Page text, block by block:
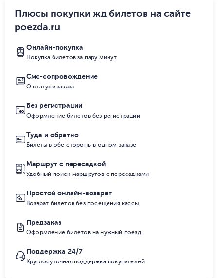
Плюсы покупки жд билетов на сайте
poezda.ru
Онлайн-покупка
Покупка билетов за пару минут
Смс-сопровождение
О статусе заказа
Без регистрации
Оформление билетов без регистрации
Туда и обратно
Билеты в обе стороны в одном заказе
Маршрут с пересадкой
Удобный поиск маршрутов с пересадками
Простой онлайн-возврат
Возврат билетов без посещения кассы
Предзаказ
Оформление билетов на нужный поезд
Поддержка 24/7
Круглосуточная поддержка покупателей